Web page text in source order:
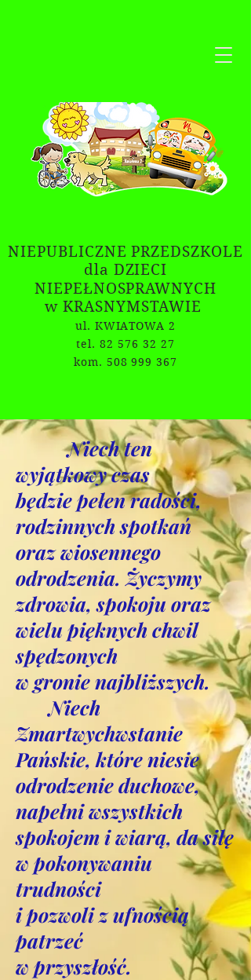
NIEPUBLICZNE PRZEDSZKOLE
dla DZIECI
NIEPEŁNOSPRAWNYCH
w KRASNYMSTAWIE
ul. KWIATOWA 2
tel. 82 576 32 27
kom. 508 999 367
Niech ten
wyjątkowy czas
będzie pełen radości,
rodzinnych spotkań
oraz wiosennego
odrodzenia. Życzymy
zdrowia, spokoju oraz
wielu pięknych chwil
spędzonych
w gronie najbliższych.
Niech
Zmartwychwstanie
Pańskie, które niesie
odrodzenie duchowe,
napełni wszystkich
spokojem i wiarą, da siłę
w pokonywaniu
trudności
i pozwoli z ufnością
patrzeć
w przyszłość.